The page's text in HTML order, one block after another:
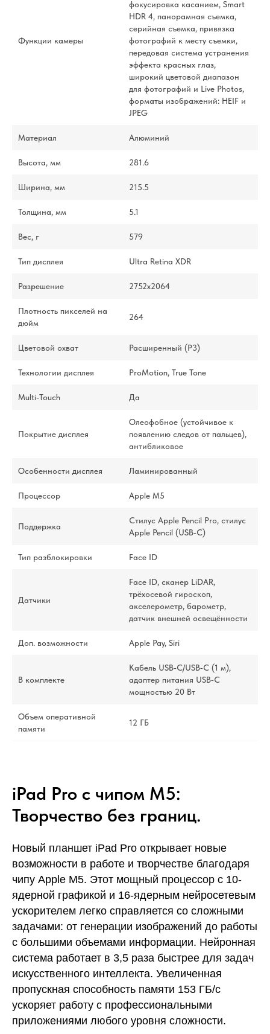
Функции камеры
фокусировка касанием, Smart
HDR 4, панорамная съемка,
серийная съемка, привязка
фотографий к месту съемки,
передовая система устранения
эффекта красных глаз,
широкий цветовой диапазон
для фотографий и Live Photos,
форматы изображений: HEIF и
JPEG
Материал Алюминий
Высота, мм 281.6
Ширина, мм 215.5
Толщина, мм 5.1
Вес, г 579
Тип дисплея Ultra Retina XDR
Разрешение 2752x2064
Плотность пикселей на
дюйм
264
Цветовой охват Расширенный (P3)
Технологии дисплея ProMotion, True Tone
Multi-Touch Да
Покрытие дисплея
Олеофобное (устойчивое к
появлению следов от пальцев),
антибликовое
Особенности дисплея Ламинированный
Процессор Apple M5
Поддержка
Стилус Apple Pencil Pro, стилус
Apple Pencil (USB‑C)
Тип разблокировки Face ID
Датчики
Face ID, сканер LiDAR,
трёхосевой гироскоп,
акселерометр, барометр,
датчик внешней освещённости
Доп. возможности Apple Pay, Siri
В комплекте
Кабель USB‑C/USB‑C (1 м),
адаптер питания USB‑C
мощностью 20 Вт
Объем оперативной
памяти
12 ГБ
iPad Pro с чипом M5:
Творчество без границ.
Новый планшет iPad Pro открывает новые
возможности в работе и творчестве благодаря
чипу Apple M5. Этот мощный процессор с 10-
ядерной графикой и 16-ядерным нейросетевым
ускорителем легко справляется со сложными
задачами: от генерации изображений до работы
с большими объемами информации. Нейронная
система работает в 3,5 раза быстрее для задач
искусственного интеллекта. Увеличенная
пропускная способность памяти 153 ГБ/с
ускоряет работу с профессиональными
приложениями любого уровня сложности.